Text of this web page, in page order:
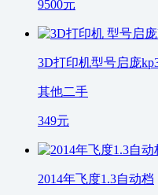
9500元
3D打印机型号启庞
其他二手
349元
2014年飞度1.3自动档